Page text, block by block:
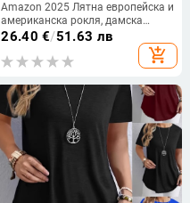
Amazon 2025 Лятна европейска и
американска рокля, дамска
рокля без ръкави, V-образно
деколте, цип на гърба, елегантна
дълга пола от едно парче
26.40 €/51.63 лв
add_shopping_cart